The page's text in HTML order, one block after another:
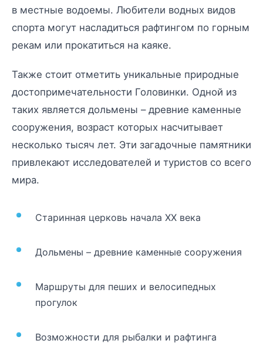
в местные водоемы. Любители водных видов
спорта могут насладиться рафтингом по горным
рекам или прокатиться на каяке.
Также стоит отметить уникальные природные
достопримечательности Головинки. Одной из
таких является дольмены – древние каменные
сооружения, возраст которых насчитывает
несколько тысяч лет. Эти загадочные памятники
привлекают исследователей и туристов со всего
мира.
Старинная церковь начала XX века
Дольмены – древние каменные сооружения
Маршруты для пеших и велосипедных
прогулок
Возможности для рыбалки и рафтинга